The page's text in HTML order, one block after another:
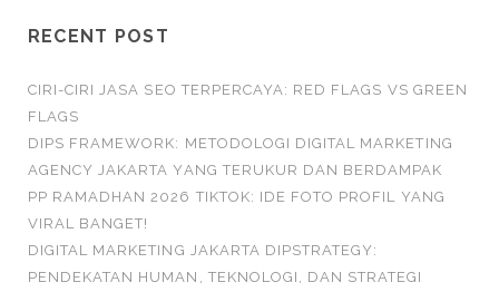
RECENT POST
CIRI-CIRI JASA SEO TERPERCAYA: RED FLAGS VS GREEN
FLAGS
DIPS FRAMEWORK: METODOLOGI DIGITAL MARKETING
AGENCY JAKARTA YANG TERUKUR DAN BERDAMPAK
PP RAMADHAN 2026 TIKTOK: IDE FOTO PROFIL YANG
VIRAL BANGET!
DIGITAL MARKETING JAKARTA DIPSTRATEGY:
PENDEKATAN HUMAN, TEKNOLOGI, DAN STRATEGI